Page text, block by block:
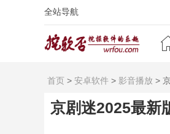
全站导航
首页 > 安卓软件 > 影音播放 >
京剧迷2025最新